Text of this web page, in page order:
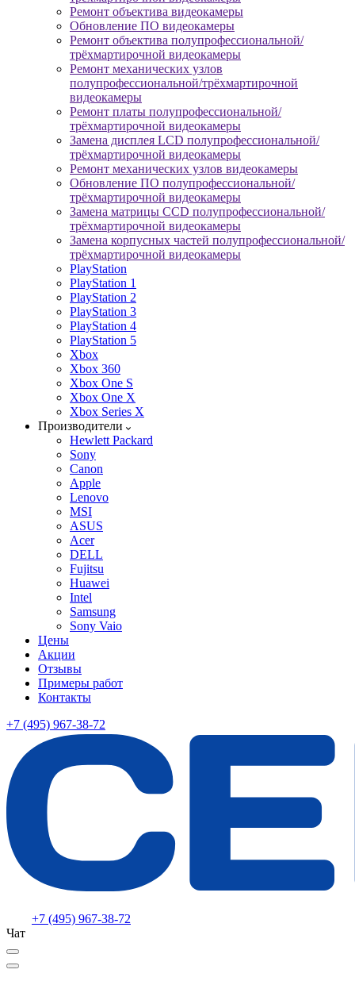
Ремонт объектива видеокамеры
Обновление ПО видеокамеры
Ремонт объектива полупрофессиональной/
трёхмартирочной видеокамеры
Ремонт механических узлов
полупрофессиональной/трёхмартирочной
видеокамеры
Ремонт платы полупрофессиональной/
трёхмартирочной видеокамеры
Замена дисплея LCD полупрофессиональной/
трёхмартирочной видеокамеры
Ремонт механических узлов видеокамеры
Обновление ПО полупрофессиональной/
трёхмартирочной видеокамеры
Замена матрицы CCD полупрофессиональной/
трёхмартирочной видеокамеры
Замена корпусных частей полупрофессиональной/
трёхмартирочной видеокамеры
PlayStation
PlayStation 1
PlayStation 2
PlayStation 3
PlayStation 4
PlayStation 5
Xbox
Xbox 360
Xbox One S
Xbox One X
Xbox Series X
Производители
Hewlett Packard
Sony
Canon
Apple
Lenovo
MSI
ASUS
Acer
DELL
Fujitsu
Huawei
Intel
Samsung
Sony Vaio
Цены
Акции
Отзывы
Примеры работ
Контакты
+7 (495) 967-38-72
+7 (495) 967-38-72
Чат